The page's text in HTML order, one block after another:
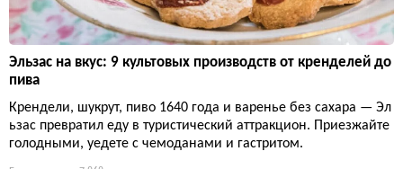
Эльзас на вкус: 9 культовых производств от кренделей до
пива
Крендели, шукрут, пиво 1640 года и варенье без сахара — Эл
ьзас превратил еду в туристический аттракцион. Приезжайте
голодными, уедете с чемоданами и гастритом.